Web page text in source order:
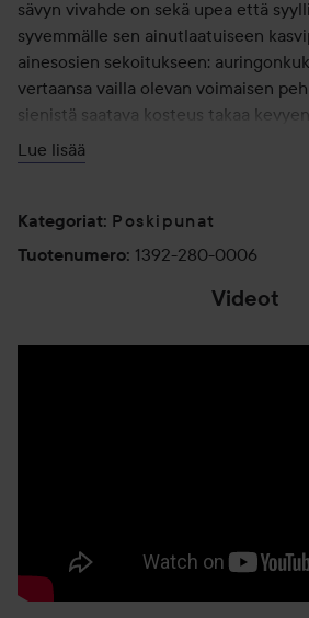
sävyn vivahde on sekä upea että
syvemmälle sen ainutlaatuiseen
ainesosien sekoitukseen:
vertaansa vailla olevan voimaisen
sienistä saatava kosteus takaa
tunteen ihollasi. Ylellinen mutta
voit pelata kentällä kaikilla kuudella
puhua - flirttipelissä ei ole kyse vain
myös siitä, miten sanot sen!
sormenpäilläsi, ja lisää enemmän, jos
Lue lisää
Kategoriat: Poskipunat
Tuotenumero: 1392-280-0006
Videot